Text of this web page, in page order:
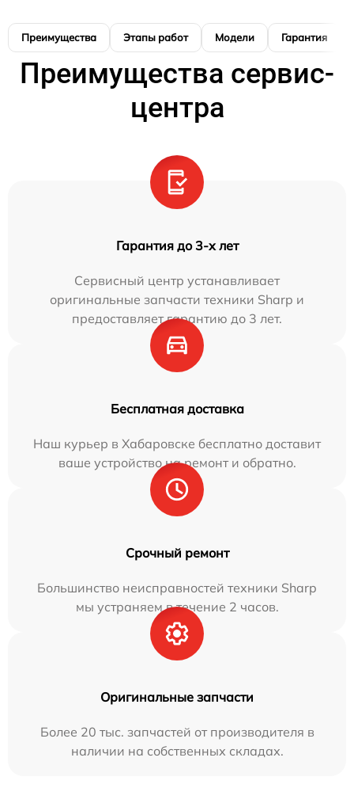
Преимущества Этапы работ Модели Гарантия
Преимущества сервис-
центра
Гарантия до 3-х лет
Сервисный центр устанавливает
оригинальные запчасти техники Sharp и
предоставляет гарантию до 3 лет.
Бесплатная доставка
Наш курьер в Хабаровске бесплатно доставит
ваше устройство на ремонт и обратно.
Срочный ремонт
Большинство неисправностей техники Sharp
мы устраняем в течение 2 часов.
Оригинальные запчасти
Более 20 тыс. запчастей от производителя в
наличии на собственных складах.